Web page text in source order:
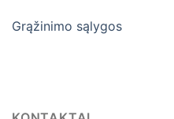
Grąžinimo sąlygos